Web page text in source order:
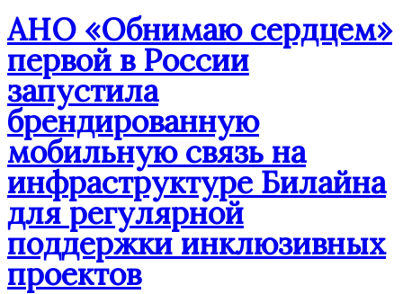
АНО «Обнимаю сердцем»
первой в России
запустила
брендированную
мобильную связь на
инфраструктуре Билайна
для регулярной
поддержки инклюзивных
проектов